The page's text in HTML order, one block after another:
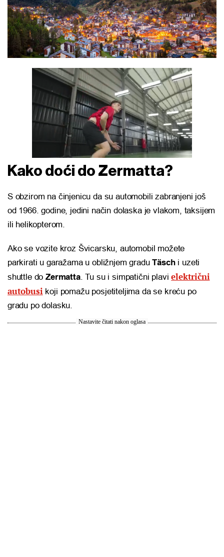
Kako doći do Zermatta?
S obzirom na činjenicu da su automobili zabranjeni još
od 1966. godine, jedini način dolaska je vlakom, taksijem
ili helikopterom.
Ako se vozite kroz Švicarsku, automobil možete
parkirati u garažama u obližnjem graduTäschi uzeti
shuttle doZermatta. Tu su i simpatični plavielektrični
autobusikoji pomažu posjetiteljima da se kreću po
gradu po dolasku.
Nastavite čitati nakon oglasa